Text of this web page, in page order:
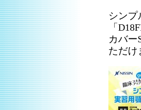
シン
「
カバ
ただけ